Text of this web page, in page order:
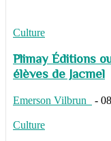
Culture
Plimay Éditions
élèves de Jacmel
Emerson Vilbrun -
Culture